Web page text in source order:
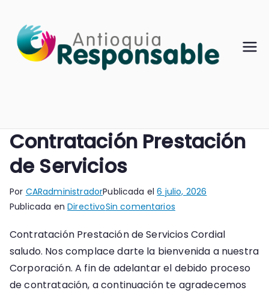
contenido
Contratación Prestación
de Servicios
Por CARadministradorPublicada el6 julio, 2026
Publicada enDirectivoSin comentariosen
Prestación
de
Servicios
Contratación Prestación de Servicios Cordial
saludo. Nos complace darte la bienvenida a nuestra
Corporación. A fin de adelantar el debido proceso
de contratación, a continuación te agradecemos